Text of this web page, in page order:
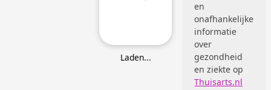
Laden...
en
onafhankelijke
informatie
over
gezondheid
en ziekte op
Thuisarts.nl